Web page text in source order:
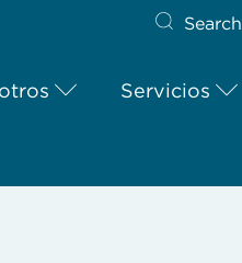
Search
Servicios